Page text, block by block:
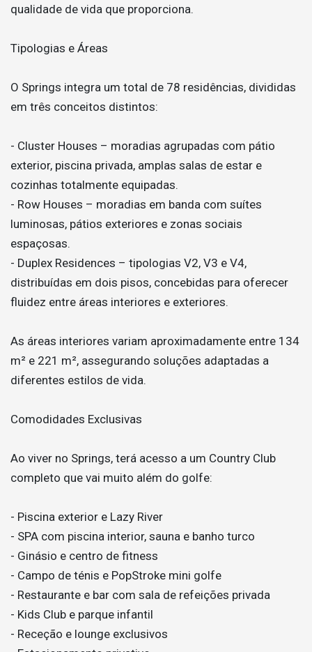
qualidade de vida que proporciona.
Tipologias e Áreas
O Springs integra um total de 78 residências, divididas
em três conceitos distintos:
- Cluster Houses – moradias agrupadas com pátio
exterior, piscina privada, amplas salas de estar e
cozinhas totalmente equipadas.
- Row Houses – moradias em banda com suítes
luminosas, pátios exteriores e zonas sociais
espaçosas.
- Duplex Residences – tipologias V2, V3 e V4,
distribuídas em dois pisos, concebidas para oferecer
fluidez entre áreas interiores e exteriores.
As áreas interiores variam aproximadamente entre 134
m² e 221 m², assegurando soluções adaptadas a
diferentes estilos de vida.
Comodidades Exclusivas
Ao viver no Springs, terá acesso a um Country Club
completo que vai muito além do golfe:
- Piscina exterior e Lazy River
- SPA com piscina interior, sauna e banho turco
- Ginásio e centro de fitness
- Campo de ténis e PopStroke mini golfe
- Restaurante e bar com sala de refeições privada
- Kids Club e parque infantil
- Receção e lounge exclusivos